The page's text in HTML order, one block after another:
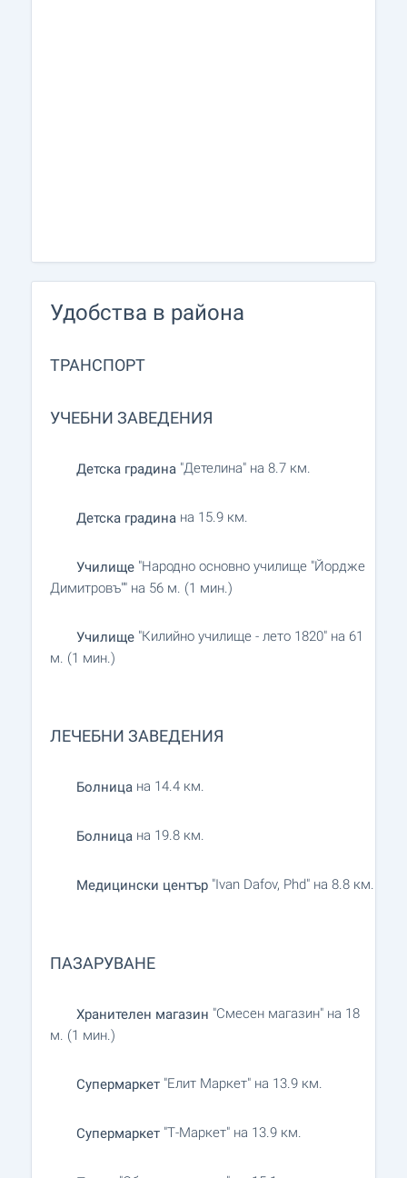
Удобства в района
ТРАНСПОРТ
УЧЕБНИ ЗАВЕДЕНИЯ
Детска градина "Детелина" на 8.7 км.
Детска градина на 15.9 км.
Училище "Народно основно училище "Йордже
Димитровъ"" на 56 м. (1 мин.)
Училище "Килийно училище - лето 1820" на 61
м. (1 мин.)
ЛЕЧЕБНИ ЗАВЕДЕНИЯ
Болница на 14.4 км.
Болница на 19.8 км.
Медицински център "Ivan Dafov, Phd" на 8.8 км.
ПАЗАРУВАНЕ
Хранителен магазин "Смесен магазин" на 18
м. (1 мин.)
Супермаркет "Елит Маркет" на 13.9 км.
Супермаркет "Т-Маркет" на 13.9 км.